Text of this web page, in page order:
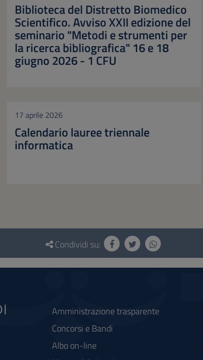
Biblioteca del Distretto Biomedico
Scientifico. Avviso XXII edizione del
seminario "Metodi e strumenti per
la ricerca bibliografica" 16 e 18
giugno 2026 - 1 CFU
17 aprile 2026
Calendario lauree triennale
informatica
Condividi su:
Amministrazione trasparente
Concorsi e Bandi
Albo on-line